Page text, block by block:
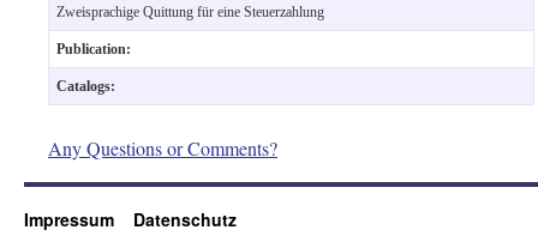
Zweisprachige Quittung für eine Steuerzahlung
Publication:
Catalogs:
Any Questions or Comments?
Impressum Datenschutz